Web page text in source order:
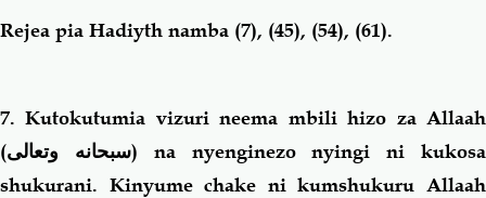
Rejea pia Hadiyth namba (7), (45), (54), (61).
7. Kutokutumia vizuri neema mbili hizo za Allaah
(سبحانه وتعالى) na nyenginezo nyingi ni kukosa
shukurani. Kinyume chake ni kumshukuru Allaah